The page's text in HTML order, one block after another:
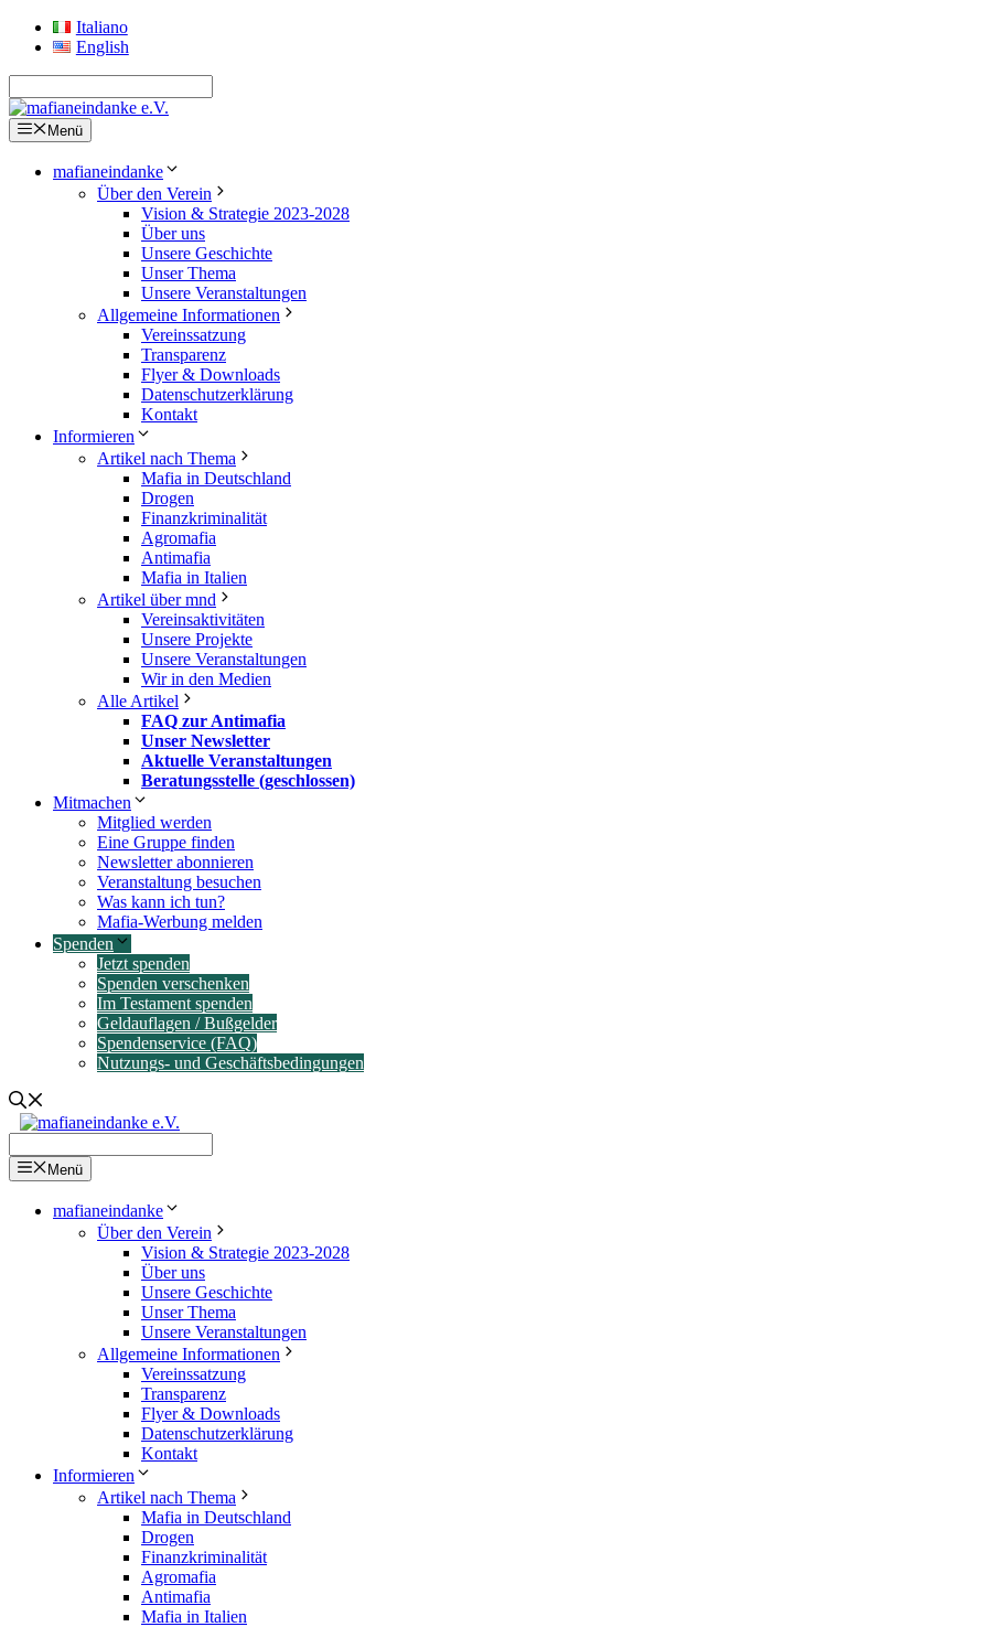
Zum
Inhalt
Italiano
English
Menü
mafianeindanke
Über den Verein
Vision & Strategie 2023-2028
Über uns
Unsere Geschichte
Unser Thema
Unsere Veranstaltungen
Allgemeine Informationen
Vereinssatzung
Transparenz
Flyer & Downloads
Datenschutzerklärung
Kontakt
Informieren
Artikel nach Thema
Mafia in Deutschland
Drogen
Finanzkriminalität
Agromafia
Antimafia
Mafia in Italien
Artikel über mnd
Vereinsaktivitäten
Unsere Projekte
Unsere Veranstaltungen
Wir in den Medien
Alle Artikel
FAQ zur Antimafia
Unser Newsletter
Aktuelle Veranstaltungen
Beratungsstelle (geschlossen)
Mitmachen
Mitglied werden
Eine Gruppe finden
Newsletter abonnieren
Veranstaltung besuchen
Was kann ich tun?
Mafia-Werbung melden
Spenden
Jetzt spenden
Spenden verschenken
Im Testament spenden
Geldauflagen / Bußgelder
Spendenservice (FAQ)
Nutzungs- und Geschäftsbedingungen
Menü
mafianeindanke
Über den Verein
Vision & Strategie 2023-2028
Über uns
Unsere Geschichte
Unser Thema
Unsere Veranstaltungen
Allgemeine Informationen
Vereinssatzung
Transparenz
Flyer & Downloads
Datenschutzerklärung
Kontakt
Informieren
Artikel nach Thema
Mafia in Deutschland
Drogen
Finanzkriminalität
Agromafia
Antimafia
Mafia in Italien